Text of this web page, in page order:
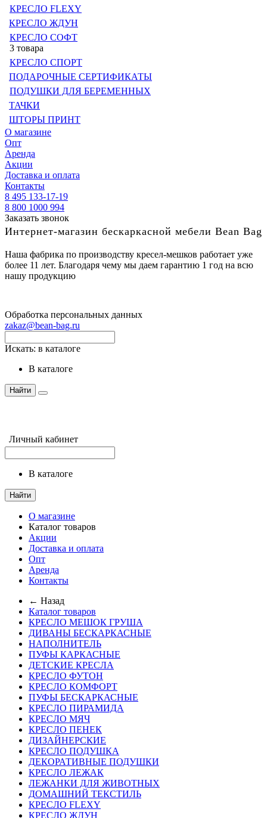
КРЕСЛО FLEXY
КРЕСЛО ЖДУН
КРЕСЛО СОФТ
3 товара
КРЕСЛО СПОРТ
ПОДАРОЧНЫЕ СЕРТИФИКАТЫ
ПОДУШКИ ДЛЯ БЕРЕМЕННЫХ
ТАЧКИ
ШТОРЫ ПРИНТ
О магазине
Опт
Аренда
Акции
Доставка и оплата
Контакты
8 495 133-17-19
8 800 1000 994
Заказать звонок
Интернет-магазин бескаркасной мебели Bean Bag
Наша фабрика по производству кресел-мешков работает уже
более 11 лет. Благодаря чему мы даем гарантию 1 год на всю
нашу продукцию
Обработка персональных данных
zakaz@bean-bag.ru
Искать: в каталоге
в каталоге
Найти
Личный кабинет
в каталоге
Найти
О магазине
Каталог товаров
Акции
Доставка и оплата
Опт
Аренда
Контакты
← Назад
Каталог товаров
КРЕСЛО МЕШОК ГРУША
ДИВАНЫ БЕСКАРКАСНЫЕ
НАПОЛНИТЕЛЬ
ПУФЫ КАРКАСНЫЕ
ДЕТСКИЕ КРЕСЛА
КРЕСЛО ФУТОН
КРЕСЛО КОМФОРТ
ПУФЫ БЕСКАРКАСНЫЕ
КРЕСЛО ПИРАМИДА
КРЕСЛО МЯЧ
КРЕСЛО ПЕНЕК
ДИЗАЙНЕРСКИЕ
КРЕСЛО ПОДУШКА
ДЕКОРАТИВНЫЕ ПОДУШКИ
КРЕСЛО ЛЕЖАК
ЛЕЖАНКИ ДЛЯ ЖИВОТНЫХ
ДОМАШНИЙ ТЕКСТИЛЬ
КРЕСЛО FLEXY
КРЕСЛО ЖДУН